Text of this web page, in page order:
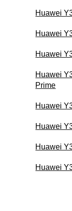
Huawei
Huawei
Huawei
Huawei
Prime
Huawei
Huawei
Huawei
Huawei